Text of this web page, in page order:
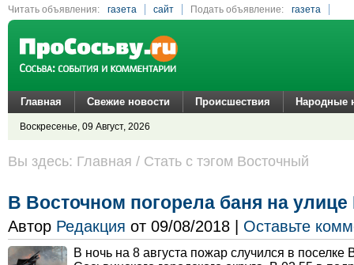
Читать объявления: газета сайт Подать объявление:
газета
сайт
Главная Свежие новости Происшествия Народные
Воскресенье, 09 Август, 2026
Вы здесь: Главная / Стать с тэгом Восточный
В Восточном погорела баня на улице
Автор Редакция от 09/08/2018 | Оставьте
В ночь на 8 августа пожар случился в поселке